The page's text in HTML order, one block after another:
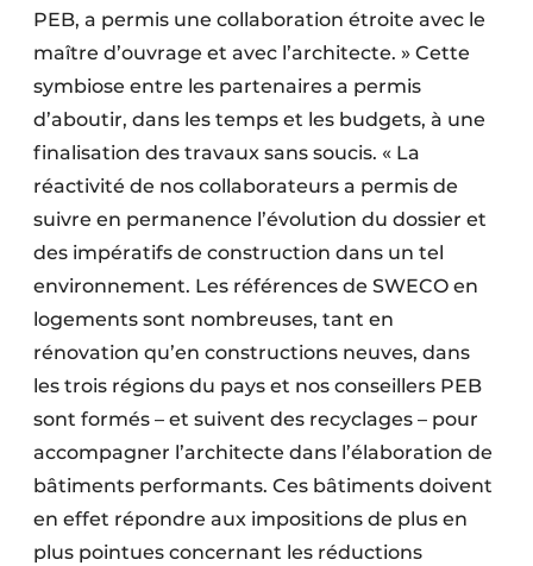
PEB, a permis une collaboration étroite avec le
maître d’ouvrage et avec l’architecte. » Cette
symbiose entre les partenaires a permis
d’aboutir, dans les temps et les budgets, à une
finalisation des travaux sans soucis. « La
réactivité de nos collaborateurs a permis de
suivre en permanence l’évolution du dossier et
des impératifs de construction dans un tel
environnement. Les références de SWECO en
logements sont nombreuses, tant en
rénovation qu’en constructions neuves, dans
les trois régions du pays et nos conseillers PEB
sont formés – et suivent des recyclages – pour
accompagner l’architecte dans l’élaboration de
bâtiments performants. Ces bâtiments doivent
en effet répondre aux impositions de plus en
plus pointues concernant les réductions